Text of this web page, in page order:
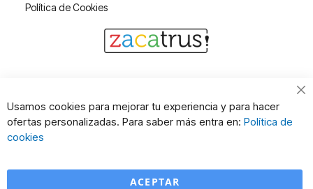
Política de Cookies
Usamos cookies para mejorar tu experiencia y para hacer
ofertas personalizadas. Para saber más entra en: Política de
cookies
ACEPTAR